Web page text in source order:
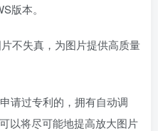
版本。
不失真，为图片提供高质量
请过专利的，拥有自动调
以将尽可能地提高放大图片